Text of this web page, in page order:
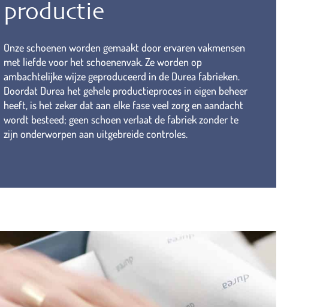
productie
Onze schoenen worden gemaakt door ervaren vakmensen
met liefde voor het schoenenvak. Ze worden op
ambachtelijke wijze geproduceerd in de Durea fabrieken.
Doordat Durea het gehele productieproces in eigen beheer
heeft, is het zeker dat aan elke fase veel zorg en aandacht
wordt besteed; geen schoen verlaat de fabriek zonder te
zijn onderworpen aan uitgebreide controles.